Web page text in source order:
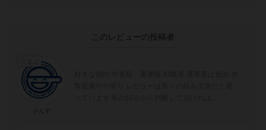
このレビューの投稿者